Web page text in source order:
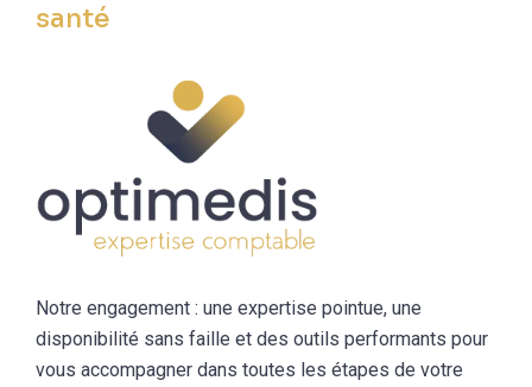
santé
Notre engagement : une expertise pointue, une
disponibilité sans faille et des outils performants pour
vous accompagner dans toutes les étapes de votre